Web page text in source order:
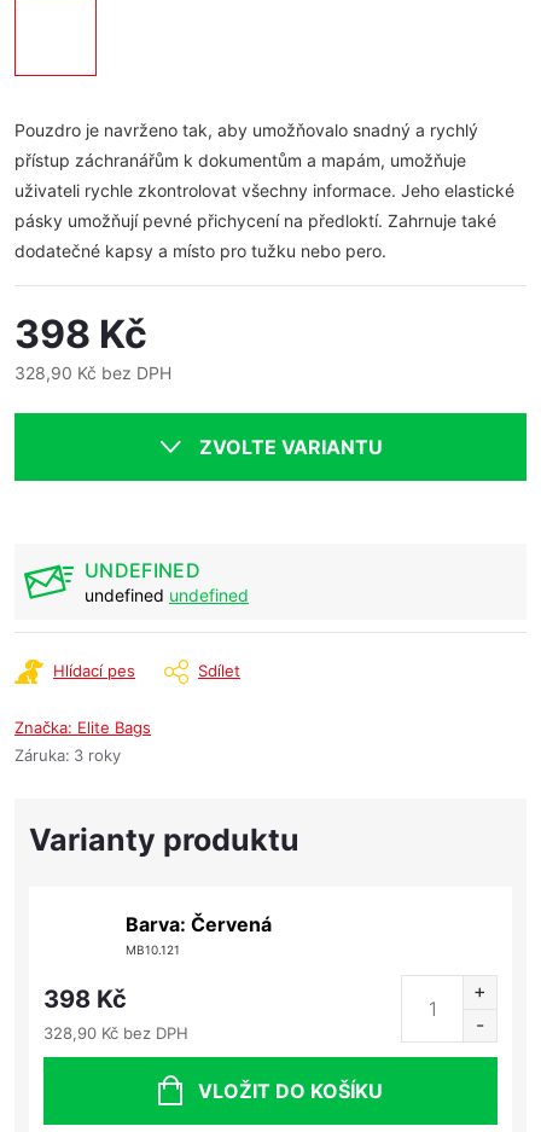
Pouzdro je navrženo tak, aby umožňovalo snadný a rychlý
přístup záchranářům k dokumentům a mapám, umožňuje
uživateli rychle zkontrolovat všechny informace. Jeho elastické
pásky umožňují pevné přichycení na předloktí. Zahrnuje také
dodatečné kapsy a místo pro tužku nebo pero.
398 Kč
328,90 Kč bez DPH
ZVOLTE VARIANTU
UNDEFINED
undefined undefined
Hlídací pes Sdílet
Značka: Elite Bags
Záruka: 3 roky
Barva: Červená
MB10.121
398 Kč
328,90 Kč bez DPH
VLOŽIT DO KOŠÍKU